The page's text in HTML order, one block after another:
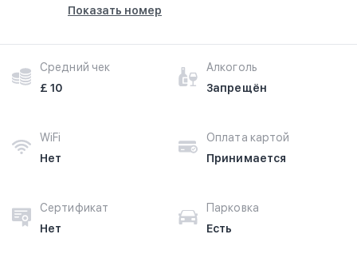
Показать номер
Средний чек
£ 10
Алкоголь
Запрещён
WiFi
Нет
Оплата картой
Принимается
Сертификат
Нет
Парковка
Есть